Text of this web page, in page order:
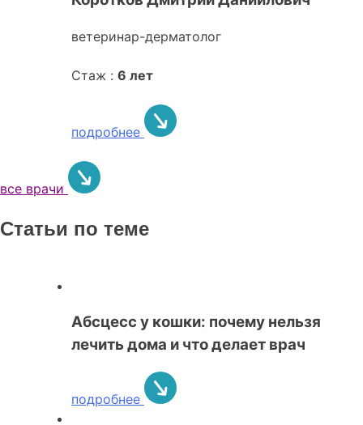
ветеринар-дерматолог
Стаж : 6 лет
подробнее
все врачи
Статьи по теме
Абсцесс у кошки: почему нельзя
лечить дома и что делает врач
подробнее